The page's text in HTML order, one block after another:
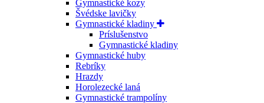
Gymnastické kozy
Švédske lavičky
Gymnastické kladiny
Príslušenstvo
Gymnastické kladiny
Gymnastické huby
Rebríky
Hrazdy
Horolezecké laná
Gymnastické trampolíny